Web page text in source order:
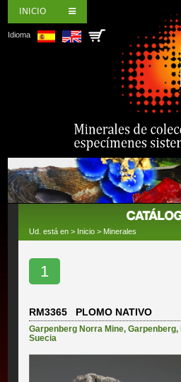
INICIO
Idioma
Ud. está en > Inicio > Minerales
1
RM3365 PLOMO NATIVO
Garpenberg Norra Mine,Garpenberg,
Suecia